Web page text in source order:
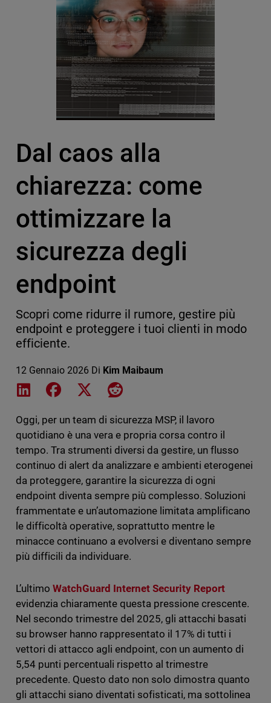
Dal caos alla
chiarezza: come
ottimizzare la
sicurezza degli
endpoint
Scopri come ridurre il rumore, gestire più
endpoint e proteggere i tuoi clienti in modo
efficiente.
12 Gennaio 2026 Di Kim Maibaum
Share on LinkedIn
Share on Facebook
Share on XShare on Reddit
Oggi, per un team di sicurezza MSP, il lavoro
quotidiano è una vera e propria corsa contro il
tempo. Tra strumenti diversi da gestire, un flusso
continuo di alert da analizzare e ambienti eterogenei
da proteggere, garantire la sicurezza di ogni
endpoint diventa sempre più complesso. Soluzioni
frammentate e un’automazione limitata amplificano
le difficoltà operative, soprattutto mentre le
minacce continuano a evolversi e diventano sempre
più difficili da individuare.
L’ultimo WatchGuard Internet Security Report
evidenzia chiaramente questa pressione crescente.
Nel secondo trimestre del 2025, gli attacchi basati
su browser hanno rappresentato il 17% di tutti i
vettori di attacco agli endpoint, con un aumento di
5,54 punti percentuali rispetto al trimestre
precedente. Questo dato non solo dimostra quanto
gli attacchi siano diventati sofisticati, ma sottolinea